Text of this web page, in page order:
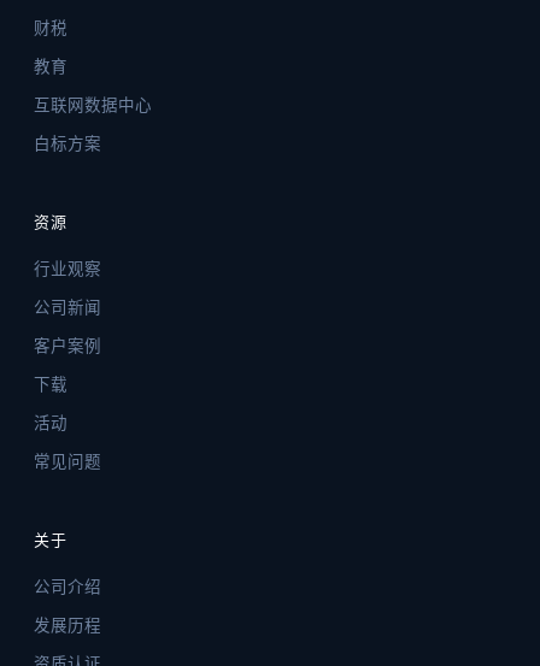
财税
教育
互联网数据中心
白标方案
资源
行业观察
公司新闻
客户案例
下载
活动
常见问题
关于
公司介绍
发展历程